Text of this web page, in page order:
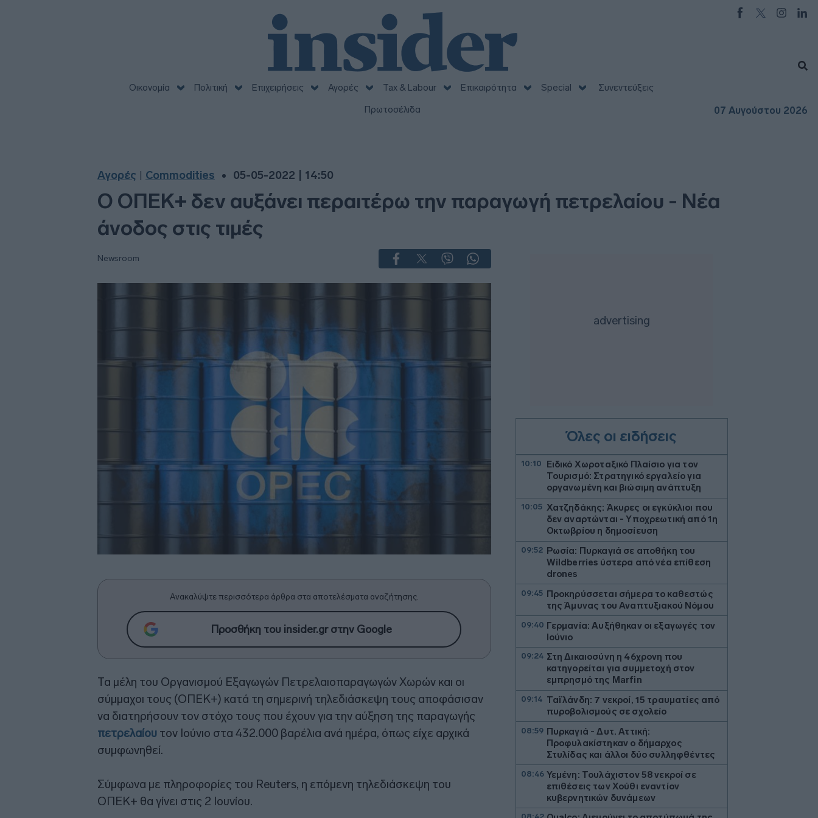
Οικονομία Πολιτική Επιχειρήσεις Αγορές Tax & Labour Επικαιρότητα Special
Συνεντεύξεις
Πρωτοσέλιδα
07 Αυγούστου 2026
Αγορές Commodities 05-05-2022 | 14:50
Ο ΟΠΕΚ+ δεν αυξάνει περαιτέρω την παραγωγή πετρελαίου - Νέα
άνοδος στις τιμές
Newsroom
Ανακαλύψτε περισσότερα άρθρα στα αποτελέσματα αναζήτησης.
Προσθήκη του insider.gr στην Google
Τα μέλη του Οργανισμού Εξαγωγών Πετρελαιοπαραγωγών Χωρών και οι
σύμμαχοι τους (ΟΠΕΚ+) κατά τη σημερινή τηλεδιάσκεψη τους αποφάσισαν
να διατηρήσουν τον στόχο τους που έχουν για την αύξηση της παραγωγής
πετρελαίου τον Ιούνιο στα 432.000 βαρέλια ανά ημέρα, όπως είχε αρχικά
συμφωνηθεί.
Σύμφωνα με πληροφορίες του Reuters, η επόμενη τηλεδιάσκεψη του
ΟΠΕΚ+ θα γίνει στις 2 Ιουνίου.
Όλες οι ειδήσεις
10:10
Ειδικό Χωροταξικό Πλαίσιο για τον
Τουρισμό: Στρατηγικό εργαλείο για
οργανωμένη και βιώσιμη ανάπτυξη
10:05 Χατζηδάκης: Άκυρες οι εγκύκλιοι που
δεν αναρτώνται - Υποχρεωτική από 1η
Οκτωβρίου η δημοσίευση
09:52 Ρωσία: Πυρκαγιά σε αποθήκη του
Wildberries ύστερα από νέα επίθεση
drones
09:45 Προκηρύσσεται σήμερα το καθεστώς
της Άμυνας του Αναπτυξιακού Νόμου
09:40 Γερμανία: Αυξήθηκαν οι εξαγωγές τον
Ιούνιο
09:24 Στη Δικαιοσύνη η 46χρονη που
κατηγορείται για συμμετοχή στον
εμπρησμό της Marfin
09:14 Ταϊλάνδη: 7 νεκροί, 15 τραυματίες από
πυροβολισμούς σε σχολείο
08:59 Πυρκαγιά - Δυτ. Αττική:
Προφυλακίστηκαν ο δήμαρχος
Στυλίδας και άλλοι δύο συλληφθέντες
08:46 Υεμένη: Τουλάχιστον 58 νεκροί σε
επιθέσεις των Χούθι εναντίον
κυβερνητικών δυνάμεων